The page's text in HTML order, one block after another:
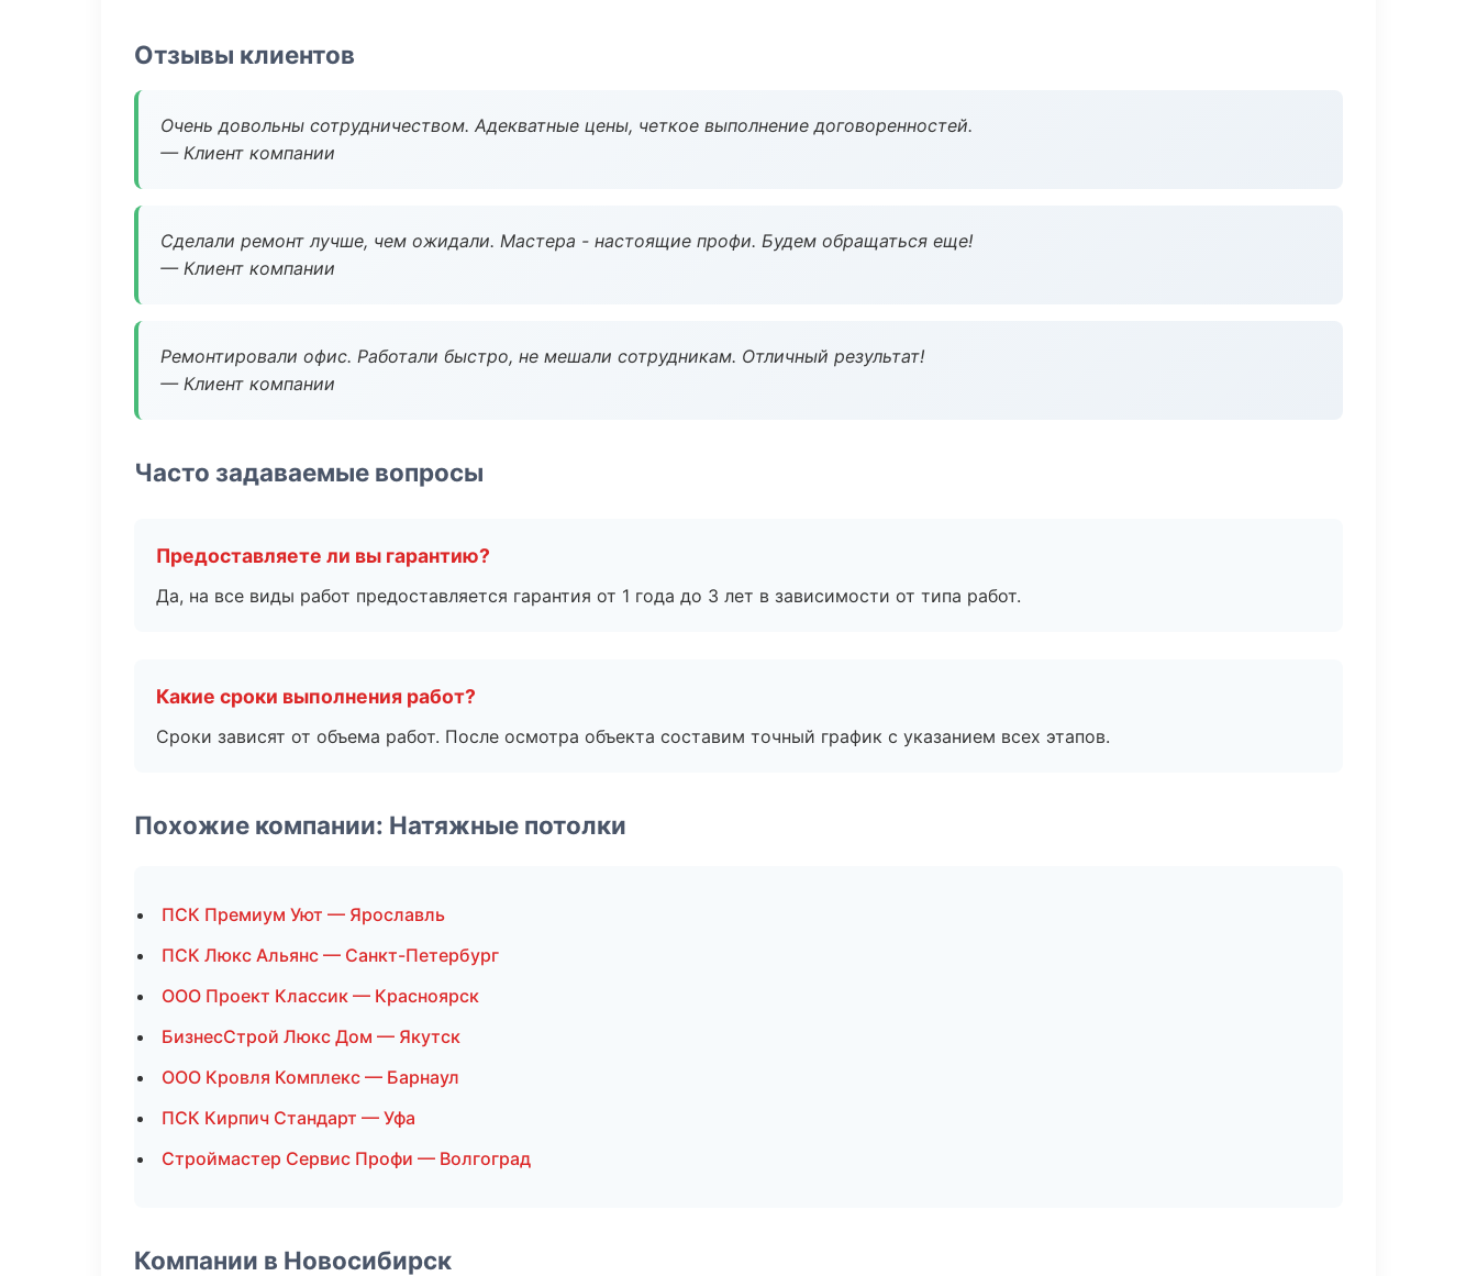
Отзывы клиентов
Очень довольны сотрудничеством. Адекватные цены, четкое выполнение договоренностей.
— Клиент компании
Сделали ремонт лучше, чем ожидали. Мастера - настоящие профи. Будем обращаться еще!
— Клиент компании
Ремонтировали офис. Работали быстро, не мешали сотрудникам. Отличный результат!
— Клиент компании
Часто задаваемые вопросы
Предоставляете ли вы гарантию?
Да, на все виды работ предоставляется гарантия от 1 года до 3 лет в зависимости от типа работ.
Какие сроки выполнения работ?
Сроки зависят от объема работ. После осмотра объекта составим точный график с указанием всех этапов.
Похожие компании: Натяжные потолки
ПСК Премиум Уют — Ярославль
ПСК Люкс Альянс — Санкт-Петербург
ООО Проект Классик — Красноярск
БизнесСтрой Люкс Дом — Якутск
ООО Кровля Комплекс — Барнаул
ПСК Кирпич Стандарт — Уфа
Строймастер Сервис Профи — Волгоград
Компании в Новосибирск